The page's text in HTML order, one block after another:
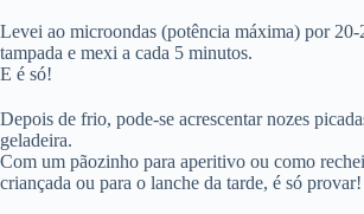
Levei ao microondas (potência máxima) por
tampada e mexi a cada 5 minutos.
E é só!
Depois de frio, pode-se acrescentar nozes
geladeira.
Com um pãozinho para aperitivo ou como
criançada ou para o lanche da tarde, é só provar!